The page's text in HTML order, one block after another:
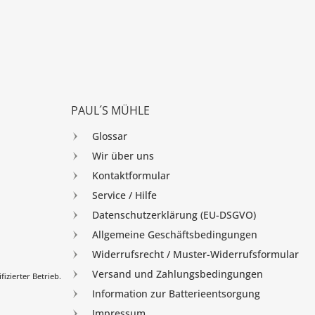
Betrieb.
PAUL´S MÜHLE
Glossar
Wir über uns
Kontaktformular
Service / Hilfe
Datenschutzerklärung (EU-DSGVO)
Allgemeine Geschäftsbedingungen
Widerrufsrecht / Muster-Widerrufsformular
Versand und Zahlungsbedingungen
Information zur Batterieentsorgung